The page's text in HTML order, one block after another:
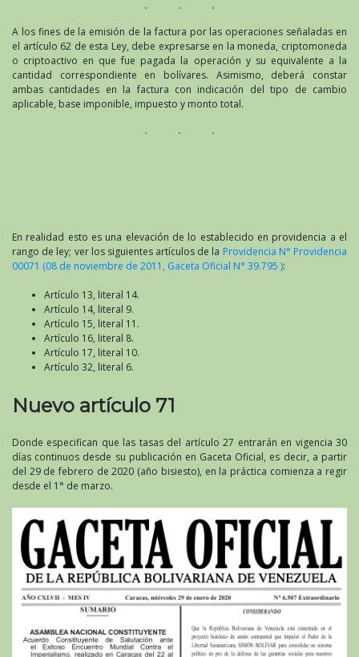
A los fines de la emisión de la factura por las operaciones señaladas en
el artículo 62 de esta Ley, debe expresarse en la moneda, criptomoneda
o criptoactivo en que fue pagada la operación y su equivalente a la
cantidad correspondiente en bolívares. Asimismo, deberá constar
ambas cantidades en la factura con indicación del tipo de cambio
aplicable, base imponible, impuesto y monto total.
En realidad esto es una elevación de lo establecido en providencia a el
rango de ley; ver los siguientes artículos de la Providencia N° Providencia
00071 (08 de noviembre de 2011, Gaceta Oficial N° 39.795 ):
Artículo 13, literal 14.
Artículo 14, literal 9.
Artículo 15, literal 11.
Artículo 16, literal 8.
Artículo 17, literal 10.
Artículo 32, literal 6.
Nuevo artículo 71
Donde especifican que las tasas del artículo 27 entrarán en vigencia 30
días continuos desde su publicación en Gaceta Oficial, es decir, a partir
del 29 de febrero de 2020 (año bisiesto), en la práctica comienza a regir
desde el 1° de marzo.